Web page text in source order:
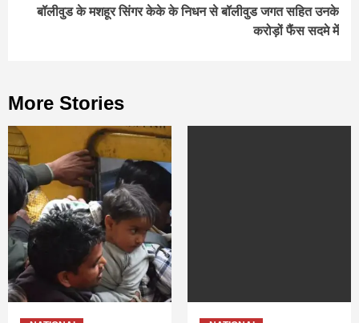
बॉलीवुड के मशहूर सिंगर केके के निधन से बॉलीवुड जगत सहित उनके
करोड़ों फैंस सदमे में
More Stories